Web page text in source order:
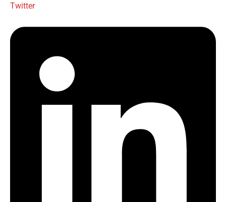
Twitter